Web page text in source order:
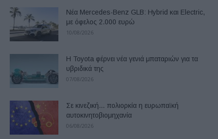
Νέα Mercedes-Benz GLB: Hybrid και Electric,
με όφελος 2.000 ευρώ
10/08/2026
Η Toyota φέρνει νέα γενιά μπαταριών για τα
υβριδικά της
07/08/2026
Σε κινεζική… πολιορκία η ευρωπαϊκή
αυτοκινητοβιομηχανία
06/08/2026